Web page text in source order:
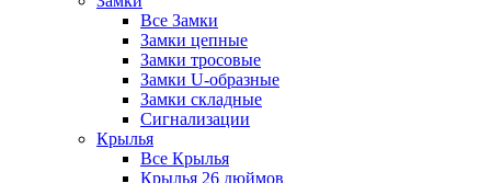
Все Замки
Замки цепные
Замки тросовые
Замки U-образные
Замки складные
Сигнализации
Крылья
Все Крылья
Крылья 26 дюймов